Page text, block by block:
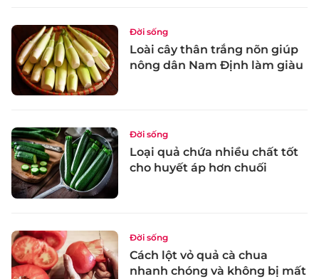
Đời sống
Loài cây thân trắng nõn giúp
nông dân Nam Định làm giàu
Đời sống
Loại quả chứa nhiều chất tốt
cho huyết áp hơn chuối
Đời sống
Cách lột vỏ quả cà chua
nhanh chóng và không bị mất